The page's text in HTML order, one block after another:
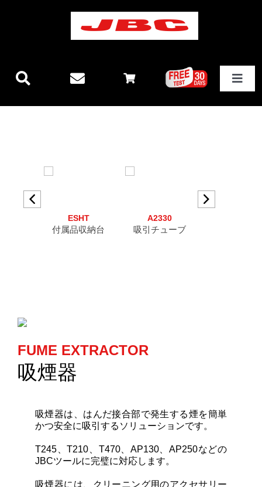
Toggle
JBCテクノロジー
ステーション
その他製品
検索
お問合せ
ショッピングカート
ESHT
付属品収納台
A2330
吸引チューブ
FUME EXTRACTOR
吸煙器
吸煙器は、はんだ接合部で発生する煙を簡単
かつ安全に吸引するソリューションです。
T245、T210、T470、AP130、AP250などの
JBCツールに完璧に対応します。
吸煙器には、クリーニング用のアクセサリー